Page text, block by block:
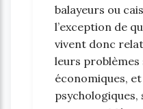
balayeurs ou
l’exception de
vivent donc
leurs problèmes
économiques,